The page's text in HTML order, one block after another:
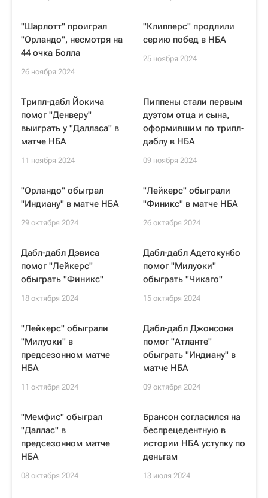
"Шарлотт" проиграл
"Орландо", несмотря на
44 очка Болла
26 ноября 2024
"Клипперс" продлили
серию побед в НБА
25 ноября 2024
Трипл-дабл Йокича
помог "Денверу"
выиграть у "Далласа" в
матче НБА
11 ноября 2024
Пиппены стали первым
дуэтом отца и сына,
оформившим по трипл-
даблу в НБА
09 ноября 2024
"Орландо" обыграл
"Индиану" в матче НБА
29 октября 2024
"Лейкерс" обыграли
"Финикс" в матче НБА
26 октября 2024
Дабл-дабл Дэвиса
помог "Лейкерс"
обыграть "Финикс"
18 октября 2024
Дабл-дабл Адетокунбо
помог "Милуоки"
обыграть "Чикаго"
15 октября 2024
"Лейкерс" обыграли
"Милуоки" в
предсезонном матче
НБА
11 октября 2024
Дабл-дабл Джонсона
помог "Атланте"
обыграть "Индиану" в
матче НБА
09 октября 2024
"Мемфис" обыграл
"Даллас" в
предсезонном матче
НБА
08 октября 2024
Брансон согласился на
беспрецедентную в
истории НБА уступку по
деньгам
13 июля 2024